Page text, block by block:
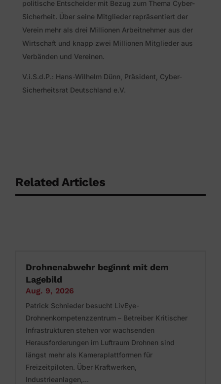
politische Entscheider mit Bezug zum Thema Cyber-
Sicherheit. Über seine Mitglieder repräsentiert der
Verein mehr als drei Millionen Arbeitnehmer aus der
Wirtschaft und knapp zwei Millionen Mitglieder aus
Verbänden und Vereinen.
V.i.S.d.P.: Hans-Wilhelm Dünn, Präsident, Cyber-
Sicherheitsrat Deutschland e.V.
Related Articles
Drohnenabwehr beginnt mit dem
Lagebild
Aug. 9, 2026
Patrick Schnieder besucht LivEye-
Drohnenkompetenzzentrum – Betreiber Kritischer
Infrastrukturen stehen vor wachsenden
Herausforderungen im Luftraum Drohnen sind
längst mehr als Kameraplattformen für
Freizeitpiloten. Über Kraftwerken,
Industrieanlagen,...